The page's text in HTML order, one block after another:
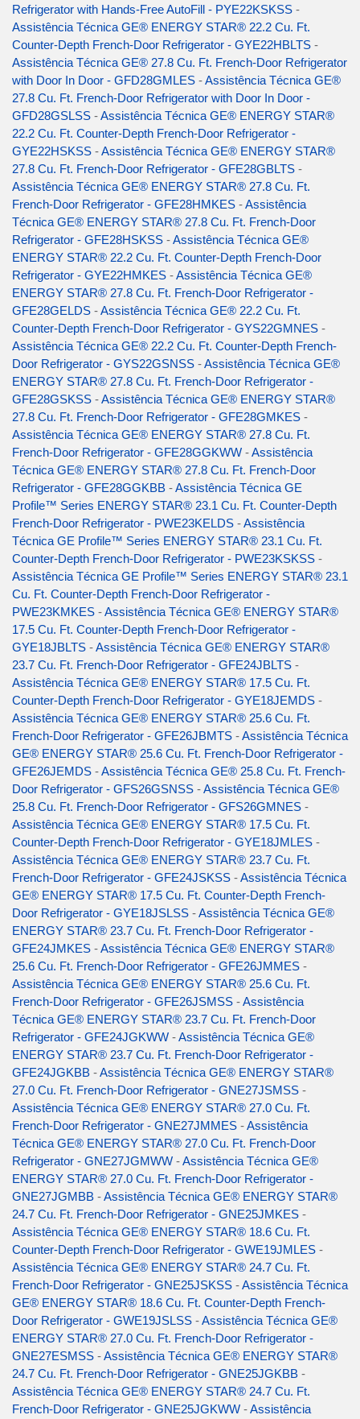
Refrigerator with Hands-Free AutoFill - PYE22KSKSS -
Assistência Técnica GE® ENERGY STAR® 22.2 Cu. Ft.
Counter-Depth French-Door Refrigerator - GYE22HBLTS -
Assistência Técnica GE® 27.8 Cu. Ft. French-Door Refrigerator
with Door In Door - GFD28GMLES -Assistência Técnica GE®
27.8 Cu. Ft. French-Door Refrigerator with Door In Door -
GFD28GSLSS -Assistência Técnica GE® ENERGY STAR®
22.2 Cu. Ft. Counter-Depth French-Door Refrigerator -
GYE22HSKSS -Assistência Técnica GE® ENERGY STAR®
27.8 Cu. Ft. French-Door Refrigerator - GFE28GBLTS -
Assistência Técnica GE® ENERGY STAR® 27.8 Cu. Ft.
French-Door Refrigerator - GFE28HMKES -Assistência
Técnica GE® ENERGY STAR® 27.8 Cu. Ft. French-Door
Refrigerator - GFE28HSKSS -Assistência Técnica GE®
ENERGY STAR® 22.2 Cu. Ft. Counter-Depth French-Door
Refrigerator - GYE22HMKES -Assistência Técnica GE®
ENERGY STAR® 27.8 Cu. Ft. French-Door Refrigerator -
GFE28GELDS -Assistência Técnica GE® 22.2 Cu. Ft.
Counter-Depth French-Door Refrigerator - GYS22GMNES -
Assistência Técnica GE® 22.2 Cu. Ft. Counter-Depth French-
Door Refrigerator - GYS22GSNSS -Assistência Técnica GE®
ENERGY STAR® 27.8 Cu. Ft. French-Door Refrigerator -
GFE28GSKSS -Assistência Técnica GE® ENERGY STAR®
27.8 Cu. Ft. French-Door Refrigerator - GFE28GMKES -
Assistência Técnica GE® ENERGY STAR® 27.8 Cu. Ft.
French-Door Refrigerator - GFE28GGKWW -Assistência
Técnica GE® ENERGY STAR® 27.8 Cu. Ft. French-Door
Refrigerator - GFE28GGKBB -Assistência Técnica GE
Profile™ Series ENERGY STAR® 23.1 Cu. Ft. Counter-Depth
French-Door Refrigerator - PWE23KELDS -Assistência
Técnica GE Profile™ Series ENERGY STAR® 23.1 Cu. Ft.
Counter-Depth French-Door Refrigerator - PWE23KSKSS -
Assistência Técnica GE Profile™ Series ENERGY STAR® 23.1
Cu. Ft. Counter-Depth French-Door Refrigerator -
PWE23KMKES -Assistência Técnica GE® ENERGY STAR®
17.5 Cu. Ft. Counter-Depth French-Door Refrigerator -
GYE18JBLTS -Assistência Técnica GE® ENERGY STAR®
23.7 Cu. Ft. French-Door Refrigerator - GFE24JBLTS -
Assistência Técnica GE® ENERGY STAR® 17.5 Cu. Ft.
Counter-Depth French-Door Refrigerator - GYE18JEMDS -
Assistência Técnica GE® ENERGY STAR® 25.6 Cu. Ft.
French-Door Refrigerator - GFE26JBMTS -Assistência Técnica
GE® ENERGY STAR® 25.6 Cu. Ft. French-Door Refrigerator -
GFE26JEMDS -Assistência Técnica GE® 25.8 Cu. Ft. French-
Door Refrigerator - GFS26GSNSS -Assistência Técnica GE®
25.8 Cu. Ft. French-Door Refrigerator - GFS26GMNES -
Assistência Técnica GE® ENERGY STAR® 17.5 Cu. Ft.
Counter-Depth French-Door Refrigerator - GYE18JMLES -
Assistência Técnica GE® ENERGY STAR® 23.7 Cu. Ft.
French-Door Refrigerator - GFE24JSKSS -Assistência Técnica
GE® ENERGY STAR® 17.5 Cu. Ft. Counter-Depth French-
Door Refrigerator - GYE18JSLSS -Assistência Técnica GE®
ENERGY STAR® 23.7 Cu. Ft. French-Door Refrigerator -
GFE24JMKES -Assistência Técnica GE® ENERGY STAR®
25.6 Cu. Ft. French-Door Refrigerator - GFE26JMMES -
Assistência Técnica GE® ENERGY STAR® 25.6 Cu. Ft.
French-Door Refrigerator - GFE26JSMSS -Assistência
Técnica GE® ENERGY STAR® 23.7 Cu. Ft. French-Door
Refrigerator - GFE24JGKWW -Assistência Técnica GE®
ENERGY STAR® 23.7 Cu. Ft. French-Door Refrigerator -
GFE24JGKBB -Assistência Técnica GE® ENERGY STAR®
27.0 Cu. Ft. French-Door Refrigerator - GNE27JSMSS -
Assistência Técnica GE® ENERGY STAR® 27.0 Cu. Ft.
French-Door Refrigerator - GNE27JMMES -Assistência
Técnica GE® ENERGY STAR® 27.0 Cu. Ft. French-Door
Refrigerator - GNE27JGMWW -Assistência Técnica GE®
ENERGY STAR® 27.0 Cu. Ft. French-Door Refrigerator -
GNE27JGMBB -Assistência Técnica GE® ENERGY STAR®
24.7 Cu. Ft. French-Door Refrigerator - GNE25JMKES -
Assistência Técnica GE® ENERGY STAR® 18.6 Cu. Ft.
Counter-Depth French-Door Refrigerator - GWE19JMLES -
Assistência Técnica GE® ENERGY STAR® 24.7 Cu. Ft.
French-Door Refrigerator - GNE25JSKSS -Assistência Técnica
GE® ENERGY STAR® 18.6 Cu. Ft. Counter-Depth French-
Door Refrigerator - GWE19JSLSS -Assistência Técnica GE®
ENERGY STAR® 27.0 Cu. Ft. French-Door Refrigerator -
GNE27ESMSS -Assistência Técnica GE® ENERGY STAR®
24.7 Cu. Ft. French-Door Refrigerator - GNE25JGKBB -
Assistência Técnica GE® ENERGY STAR® 24.7 Cu. Ft.
French-Door Refrigerator - GNE25JGKWW -Assistência